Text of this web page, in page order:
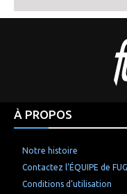
À PROPOS
Notre histoire
Contactez l’ÉQUIPE de
Conditions d’utilisation